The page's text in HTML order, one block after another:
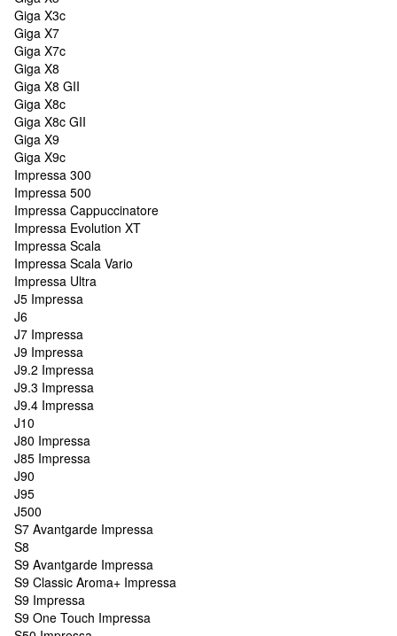
Giga X3c
Giga X7
Giga X7c
Giga X8
Giga X8 GII
Giga X8c
Giga X8c GII
Giga X9
Giga X9c
Impressa 300
Impressa 500
Impressa Cappuccinatore
Impressa Evolution XT
Impressa Scala
Impressa Scala Vario
Impressa Ultra
J5 Impressa
J6
J7 Impressa
J9 Impressa
J9.2 Impressa
J9.3 Impressa
J9.4 Impressa
J10
J80 Impressa
J85 Impressa
J90
J95
J500
S7 Avantgarde Impressa
S8
S9 Avantgarde Impressa
S9 Classic Aroma+ Impressa
S9 Impressa
S9 One Touch Impressa